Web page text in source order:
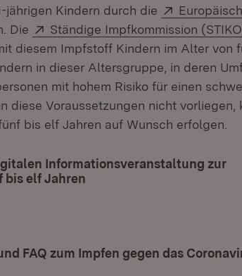
jährigen Kindern durch die
Extern:
Fenster)
Die Extern:
Ständige Impfkommission
diesem Impfstoff Kindern im Alter von
in dieser Altersgruppe, in deren
mit hohem Risiko für einen
diese Voraussetzungen nicht vorliegen,
bis elf Jahren auf Wunsch erfolgen.
Informationsveranstaltung zur
bis elf Jahren
FAQ zum Impfen gegen das